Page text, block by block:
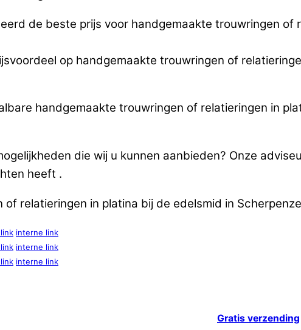
de beste prijs voor handgemaakte trouwringen
op handgemaakte trouwringen of
handgemaakte trouwringen of relatieringen in
die wij u kunnen aanbieden? Onze
heeft .
relatieringen in platina bij de edelsmid in
interne link
interne link
interne link
Gratis verzending